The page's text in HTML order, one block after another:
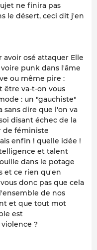
ne finira pas
le désert, ceci dit j'en
osé attaquer Elle
punk dans l'âme
ou même pire :
être va-t-on vous
: un "gauchiste"
sans dire que l'on va
disant échec de la
de féministe
enfin ! quelle idée !
et talent
dans le potage
et ce rien qu'en
donc pas que cela
de nos
et que tout mot
est
?